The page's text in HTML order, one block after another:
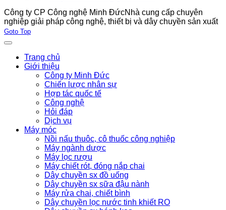
Công ty CP Công nghệ Minh ĐứcNhà cung cấp chuyên
nghiệp giải pháp công nghệ, thiết bị và dây chuyền sản xuất
Joomla! 3 Templates
Goto Top
Trang chủ
Giới thiệu
Công ty Minh Đức
Chiến lược nhân sự
Hợp tác quốc tế
Công nghệ
Hỏi đáp
Dịch vụ
Máy móc
Nồi nấu thuôc, cô thuốc công nghiệp
Máy ngành dược
Máy lọc rượu
Máy chiết rót, đóng nắp chai
Dây chuyền sx đồ uống
Dây chuyền sx sữa đậu nành
Máy rửa chai, chiết bình
Dây chuyền lọc nước tinh khiết RO